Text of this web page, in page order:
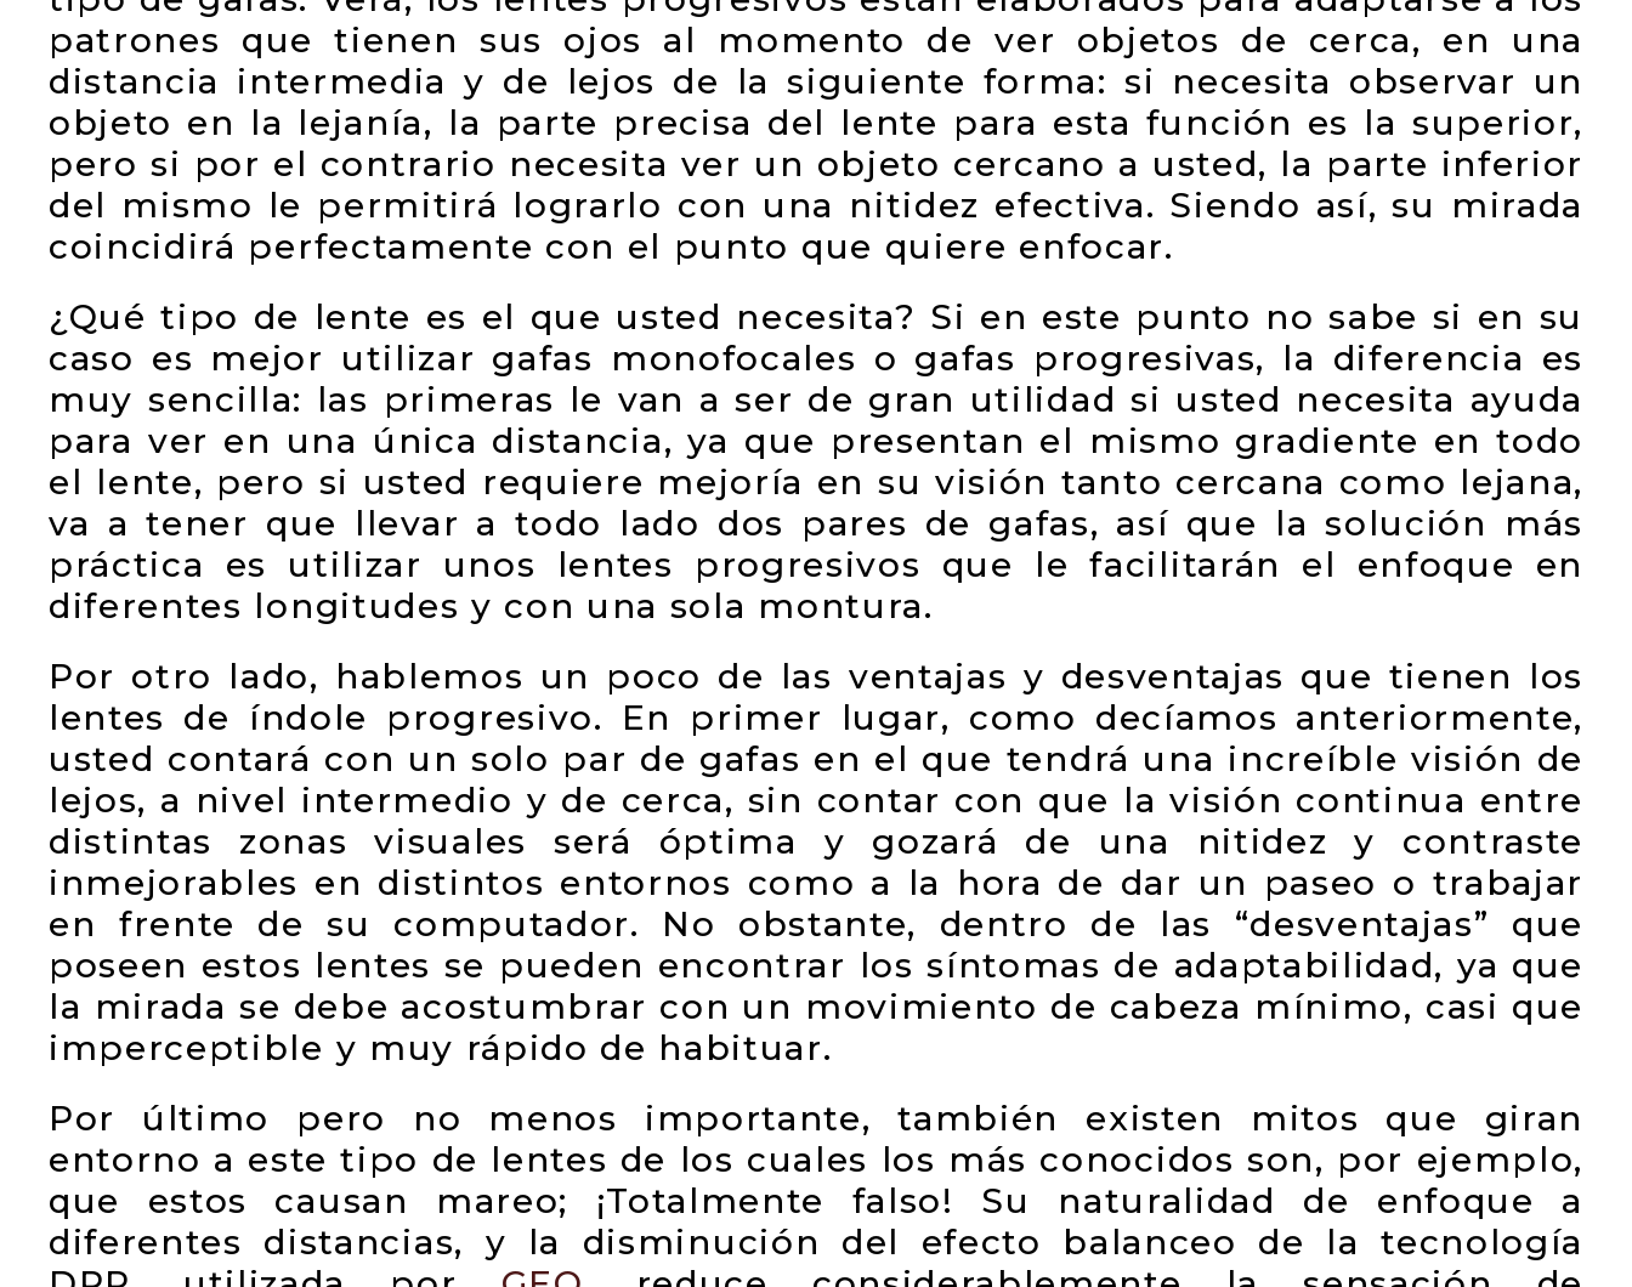
patrones que tienen sus ojos al momento de ver objetos de cerca, en una
distancia intermedia y de lejos de la siguiente forma: si necesita observar un
objeto en la lejanía, la parte precisa del lente para esta función es la superior,
pero si por el contrario necesita ver un objeto cercano a usted, la parte inferior
del mismo le permitirá lograrlo con una nitidez efectiva. Siendo así, su mirada
coincidirá perfectamente con el punto que quiere enfocar.
¿Qué tipo de lente es el que usted necesita? Si en este punto no sabe si en su
caso es mejor utilizar gafas monofocales o gafas progresivas, la diferencia es
muy sencilla: las primeras le van a ser de gran utilidad si usted necesita ayuda
para ver en una única distancia, ya que presentan el mismo gradiente en todo
el lente, pero si usted requiere mejoría en su visión tanto cercana como lejana,
va a tener que llevar a todo lado dos pares de gafas, así que la solución más
práctica es utilizar unos lentes progresivos que le facilitarán el enfoque en
diferentes longitudes y con una sola montura.
Por otro lado, hablemos un poco de las ventajas y desventajas que tienen los
lentes de índole progresivo. En primer lugar, como decíamos anteriormente,
usted contará con un solo par de gafas en el que tendrá una increíble visión de
lejos, a nivel intermedio y de cerca, sin contar con que la visión continua entre
distintas zonas visuales será óptima y gozará de una nitidez y contraste
inmejorables en distintos entornos como a la hora de dar un paseo o trabajar
en frente de su computador. No obstante, dentro de las “desventajas” que
poseen estos lentes se pueden encontrar los síntomas de adaptabilidad, ya que
la mirada se debe acostumbrar con un movimiento de cabeza mínimo, casi que
imperceptible y muy rápido de habituar.
Por último pero no menos importante, también existen mitos que giran
entorno a este tipo de lentes de los cuales los más conocidos son, por ejemplo,
que estos causan mareo; ¡Totalmente falso! Su naturalidad de enfoque a
diferentes distancias, y la disminución del efecto balanceo de la tecnología